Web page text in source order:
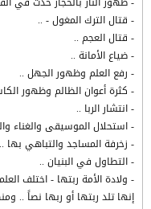
- قتال الترك المغول - ..
- قتال العجم ..
- ضياع الأمانة ..
- رفع العلم وظهور الجهل ..
- كثرة أعوان الظالم وظهور
- انتشار الربا ..
- استحلال الموسيقى والغناء
- زخرفة المساجد والتباهي بها ..
- التطاول في البنيان ..
- ولادة الأمة ربتها - اختلف
إنها تلد ربتها أو ربها نصاً ..